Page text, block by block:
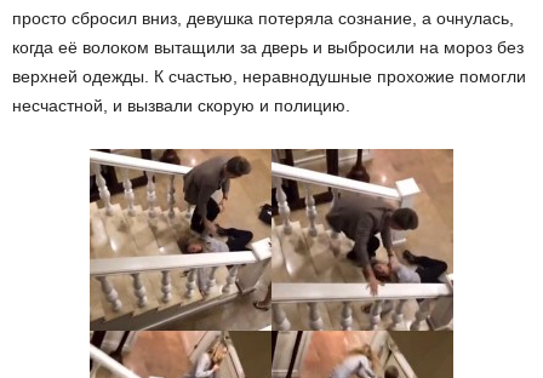
просто сбросил вниз, девушка потеряла сознание, а очнулась,
когда её волоком вытащили за дверь и выбросили на мороз без
верхней одежды. К счастью, неравнодушные прохожие помогли
несчастной, и вызвали скорую и полицию.